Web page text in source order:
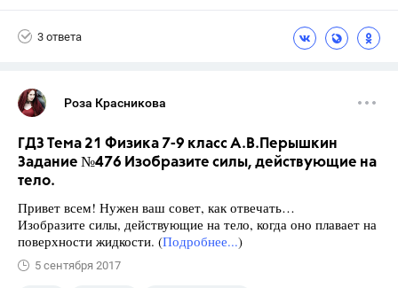
3 ответа
Роза Красникова
ГДЗ Тема 21 Физика 7-9 класс А.В.Перышкин
Задание №476 Изобразите силы, действующие на
тело.
Привет всем! Нужен ваш совет, как отвечать…
Изобразите силы, действующие на тело, когда оно плавает на
поверхности жидкости. (Подробнее...)
5 сентября 2017